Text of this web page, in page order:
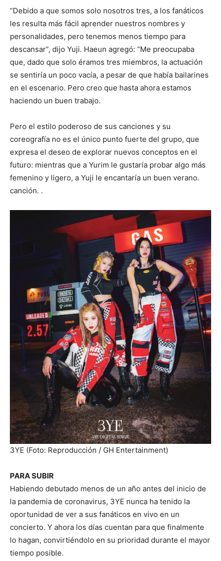
“Debido a que somos solo nosotros tres, a los fanáticos
les resulta más fácil aprender nuestros nombres y
personalidades, pero tenemos menos tiempo para
descansar”, dijo Yuji. Haeun agregó: “Me preocupaba
que, dado que solo éramos tres miembros, la actuación
se sentiría un poco vacía, a pesar de que había bailarines
en el escenario. Pero creo que hasta ahora estamos
haciendo un buen trabajo.
Pero el estilo poderoso de sus canciones y su
coreografía no es el único punto fuerte del grupo, que
expresa el deseo de explorar nuevos conceptos en el
futuro: mientras que a Yurim le gustaría probar algo más
femenino y ligero, a Yuji le encantaría un buen verano.
canción. .
3YE (Foto: Reproducción / GH Entertainment)
PARA SUBIR
Habiendo debutado menos de un año antes del inicio de
la pandemia de coronavirus, 3YE nunca ha tenido la
oportunidad de ver a sus fanáticos en vivo en un
concierto. Y ahora los días cuentan para que finalmente
lo hagan, convirtiéndolo en su prioridad durante el mayor
tiempo posible.